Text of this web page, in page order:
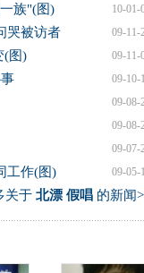
10-01-
族"(图)
09-11-
哭被访者
09-11-
(图)
09-10-
09-08-
09-08-
09-07-
09-05-
工作(图)
关于 北漂 假唱的新闻